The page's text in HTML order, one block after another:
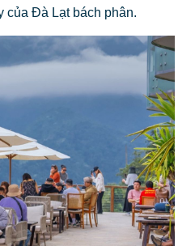
của Đà Lạt bách phân.